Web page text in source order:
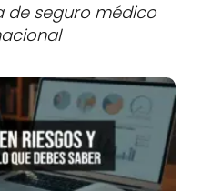
de seguro médico